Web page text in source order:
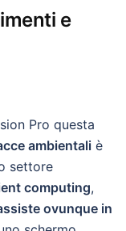
e
Pro questa
ambientali è
settore
computing,
ovunque in